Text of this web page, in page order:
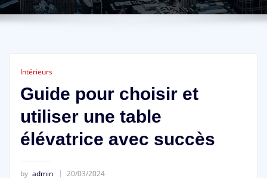
Intérieurs
Guide pour choisir et
utiliser une table
élévatrice avec succès
by admin 20/03/2024